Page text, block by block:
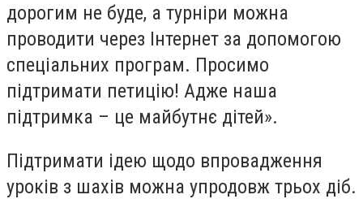
дорогим не буде, а турніри можна
проводити через Інтернет за допомогою
спеціальних програм. Просимо
підтримати петицію! Адже наша
підтримка – це майбутнє дітей».
Підтримати ідею щодо впровадження
уроків з шахів можна упродовж трьох діб.